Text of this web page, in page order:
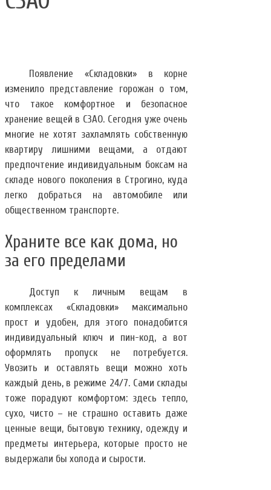
Появление «Складовки» в корне
изменило представление горожан о том,
что такое комфортное и безопасное
хранение вещей в СЗАО. Сегодня уже очень
многие не хотят захламлять собственную
квартиру лишними вещами, а отдают
предпочтение индивидуальным боксам на
складе нового поколения в Строгино, куда
легко добраться на автомобиле или
общественном транспорте.
Храните все как дома, но
за его пределами
Доступ к личным вещам в
комплексах «Складовки» максимально
прост и удобен, для этого понадобится
индивидуальный ключ и пин-код, а вот
оформлять пропуск не потребуется.
Увозить и оставлять вещи можно хоть
каждый день, в режиме 24/7. Сами склады
тоже порадуют комфортом: здесь тепло,
сухо, чисто – не страшно оставить даже
ценные вещи, бытовую технику, одежду и
предметы интерьера, которые просто не
выдержали бы холода и сырости.